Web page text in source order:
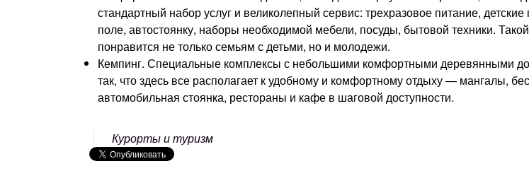
стандартный набор услуг и великолепный сервис: трехразовое питание,
поле, автостоянку, наборы необходимой мебели, посуды, бытовой техники.
понравится не только семьям с детьми, но и молодежи.
Кемпинг. Специальные комплексы с небольшими комфортными деревянными
так, что здесь все располагает к удобному и комфортному отдыху — мангалы,
автомобильная стоянка, рестораны и кафе в шаговой доступности.
Курорты и туризм